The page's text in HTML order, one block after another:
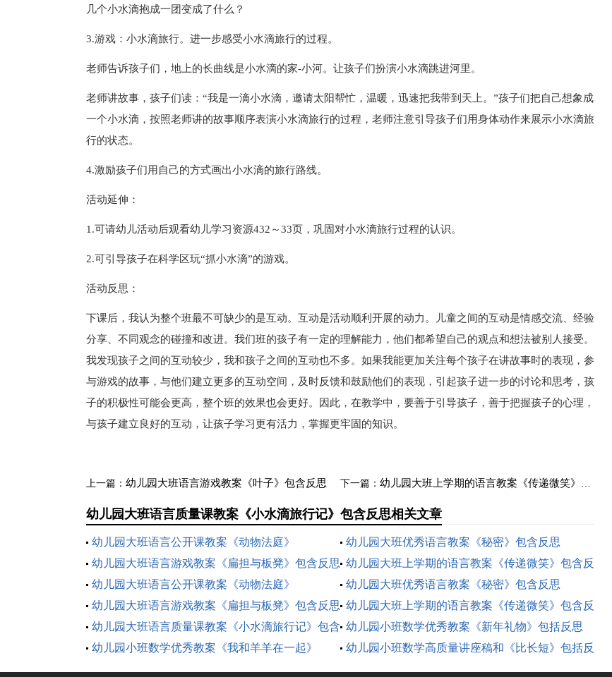
几个小水滴抱成一团变成了什么？
3.游戏：小水滴旅行。进一步感受小水滴旅行的过程。
老师告诉孩子们，地上的长曲线是小水滴的家-小河。让孩子们扮演小水滴跳进河里。
老师讲故事，孩子们读：“我是一滴小水滴，邀请太阳帮忙，温暖，迅速把我带到天上。”孩子们把自己想象成
一个小水滴，按照老师讲的故事顺序表演小水滴旅行的过程，老师注意引导孩子们用身体动作来展示小水滴旅
行的状态。
4.激励孩子们用自己的方式画出小水滴的旅行路线。
活动延伸：
1.可请幼儿活动后观看幼儿学习资源432～33页，巩固对小水滴旅行过程的认识。
2.可引导孩子在科学区玩“抓小水滴”的游戏。
活动反思：
下课后，我认为整个班最不可缺少的是互动。互动是活动顺利开展的动力。儿童之间的互动是情感交流、经验
分享、不同观念的碰撞和改进。我们班的孩子有一定的理解能力，他们都希望自己的观点和想法被别人接受。
我发现孩子之间的互动较少，我和孩子之间的互动也不多。如果我能更加关注每个孩子在讲故事时的表现，参
与游戏的故事，与他们建立更多的互动空间，及时反馈和鼓励他们的表现，引起孩子进一步的讨论和思考，孩
子的积极性可能会更高，整个班的效果也会更好。因此，在教学中，要善于引导孩子，善于把握孩子的心理，
与孩子建立良好的互动，让孩子学习更有活力，掌握更牢固的知识。
上一篇： 幼儿园大班语言游戏教案《叶子》包含反思 下一篇： 幼儿园大班上学期的语言教案《传递微笑》包含反思
幼儿园大班语言质量课教案《小水滴旅行记》包含反思相关文章
幼儿园大班语言公开课教案《动物法庭》
幼儿园大班优秀语言教案《秘密》包含反思
幼儿园大班语言游戏教案《扁担与板凳》包含反思 幼儿园大班上学期的语言教案《传递微笑》包含反
思
幼儿园大班语言公开课教案《动物法庭》
幼儿园大班优秀语言教案《秘密》包含反思
幼儿园大班语言游戏教案《扁担与板凳》包含反思 幼儿园大班上学期的语言教案《传递微笑》包含反
思
幼儿园大班语言质量课教案《小水滴旅行记》包含
反思
幼儿园小班数学优秀教案《新年礼物》包括反思
幼儿园小班数学优秀教案《我和羊羊在一起》
幼儿园小班数学高质量讲座稿和《比长短》包括反